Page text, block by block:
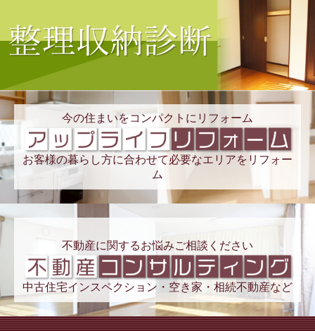
今の住まいをコンパクトにリフォーム
お客様の暮らし方に合わせて必要なエリアをリフォー
ム
不動産に関するお悩みご相談ください
中古住宅インスペクション・空き家・相続不動産など